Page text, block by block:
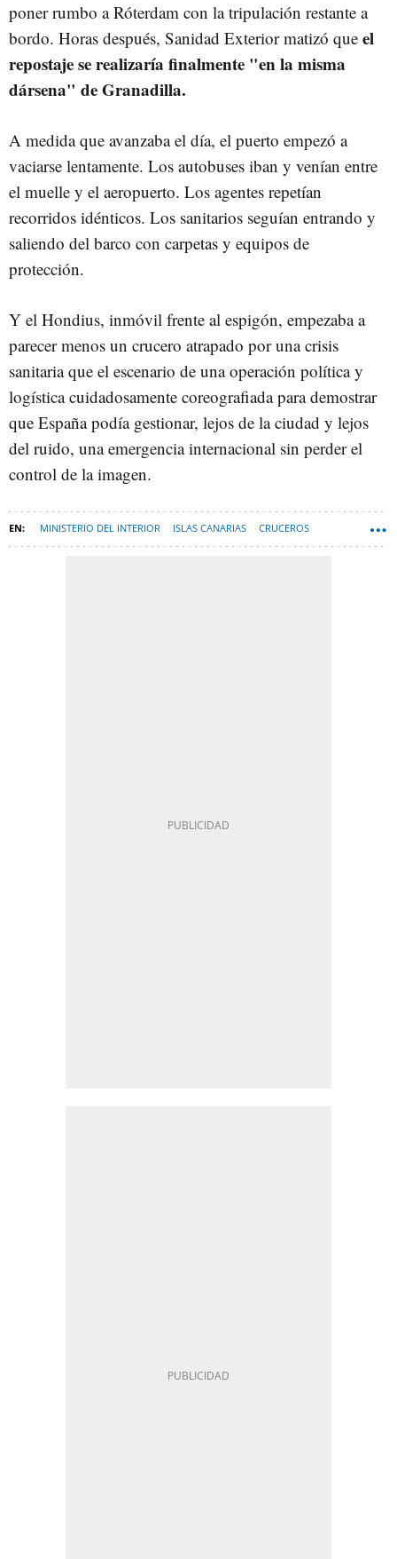
poner rumbo a Róterdam con la tripulación restante a
bordo. Horas después, Sanidad Exterior matizó que el
repostaje se realizaría finalmente "en la misma
dársena" de Granadilla.
A medida que avanzaba el día, el puerto empezó a
vaciarse lentamente. Los autobuses iban y venían entre
el muelle y el aeropuerto. Los agentes repetían
recorridos idénticos. Los sanitarios seguían entrando y
saliendo del barco con carpetas y equipos de
protección.
Y el Hondius, inmóvil frente al espigón, empezaba a
parecer menos un crucero atrapado por una crisis
sanitaria que el escenario de una operación política y
logística cuidadosamente coreografiada para demostrar
que España podía gestionar, lejos de la ciudad y lejos
del ruido, una emergencia internacional sin perder el
control de la imagen.
MINISTERIO DEL INTERIOR ISLAS CANARIAS CRUCEROS